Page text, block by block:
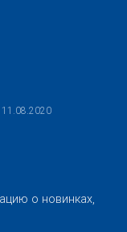
11.08.2020
о новинках,